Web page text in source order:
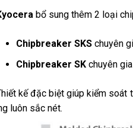
bổ sung thêm 2 loại
Chipbreaker SKS chuyên
Chipbreaker SK chuyên
kế đặc biệt giúp kiểm soát
luôn sắc nét.